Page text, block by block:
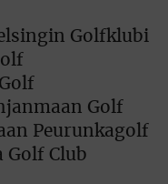
Golfklubi
Golf
Peurunkagolf
Golf Club